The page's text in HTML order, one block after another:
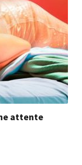
attente